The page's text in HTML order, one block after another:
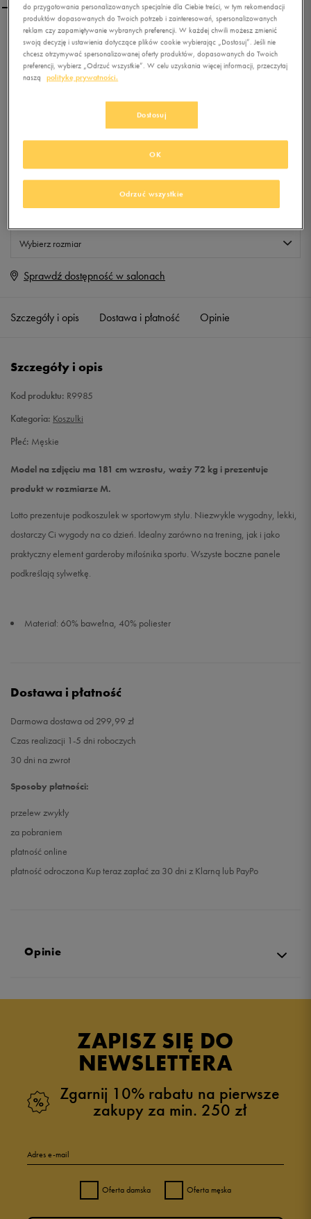
LOTTO T-SHIRT BRYAN II
TEE PL
0.0
KLUBIE 50 STYLE
Produkt niedostępny
Jeśli artykuł będzie ponownie dostępny, otrzymasz od nas powiadomienie.
Wybierz rozmiar
M Powiadom o dostępności
L Powiadom o dostępności
XXL
Sprawdź dostępność w salonach
Szczegóły i opis Dostawa i płatność Opinie
Szczegóły i opis
Kod produktu: R9985
Kategoria: Koszulki
Płeć: Męskie
Model na zdjęciu ma 181 cm wzrostu, waży 72 kg i prezentuje
produkt w rozmiarze M.
Lotto prezentuje podkoszulek w sportowym stylu. Niezwykle wygodny, lekki,
dostarczy Ci wygody na co dzień. Idealny zarówno na trening, jak i jako
praktyczny element garderoby miłośnika sportu. Wszyste boczne panele
podkreślają sylwetkę.
Materiał: 60% bawełna, 40% poliester
Dostawa i płatność
Darmowa dostawa od 299,99 zł
Czas realizacji 1-5 dni roboczych
30 dni na zwrot
Sposoby płatności:
przelew zwykły
za pobraniem
płatność online
płatność odroczona Kup teraz zapłać za 30 dni z Klarną lub PayPo
Opinie
ZAPISZ SIĘ DO
NEWSLETTERA
Zgarnij 10% rabatu na pierwsze
zakupy za min. 250 zł
Adres e-mail
Oferta damska Oferta męska
do przygotowania personalizowanych specjalnie dla Ciebie treści, w tym rekomendacji
produktów dopasowanych do Twoich potrzeb i zainteresowań, spersonalizowanych
reklam czy zapamiętywanie wybranych preferencji. W każdej chwili możesz zmienić
swoją decyzję i ustawienia dotyczące plików cookie wybierając „Dostosuj”. Jeśli nie
chcesz otrzymywać spersonalizowanej oferty produktów, dopasowanych do Twoich
preferencji, wybierz „Odrzuć wszystkie”. W celu uzyskania więcej informacji, przeczytaj
naszą politykę prywatności.
Dostosuj
Odrzuć wszystkie
OK